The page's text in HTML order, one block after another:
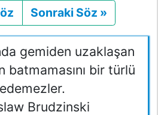
Önceki
Sonraki Söz »
gemiden uzaklaşan
batmamasını bir türlü
Brudzinski